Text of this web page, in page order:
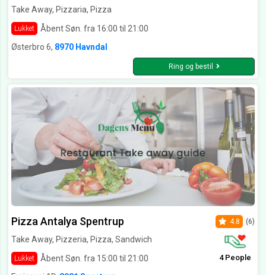
Take Away, Pizzaria, Pizza
Lukket
Åbent Søn. fra 16:00 til 21:00
Østerbro 6, 8970 Havndal
Ring og bestil
Pizza Antalya Spentrup
Take Away, Pizzeria, Pizza, Sandwich
Lukket Åbent Søn. fra 15:00 til 21:00
4.8 (6)
4 People